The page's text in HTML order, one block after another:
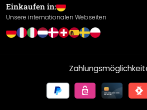
Cookie Einstellungen
Einkaufen in:
Unsere internationalen Webseiten